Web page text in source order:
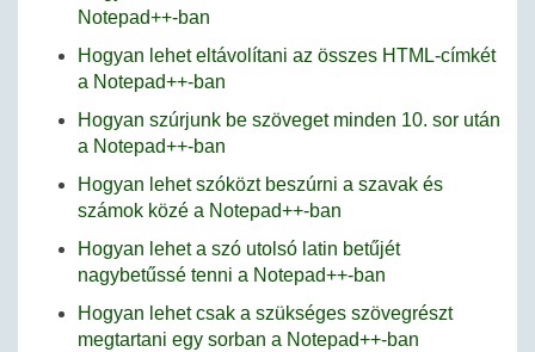
Notepad++-ban
Hogyan lehet eltávolítani az összes HTML-címkét
a Notepad++-ban
Hogyan szúrjunk be szöveget minden 10. sor után
a Notepad++-ban
Hogyan lehet szóközt beszúrni a szavak és
számok közé a Notepad++-ban
Hogyan lehet a szó utolsó latin betűjét
nagybetűssé tenni a Notepad++-ban
Hogyan lehet csak a szükséges szövegrészt
megtartani egy sorban a Notepad++-ban